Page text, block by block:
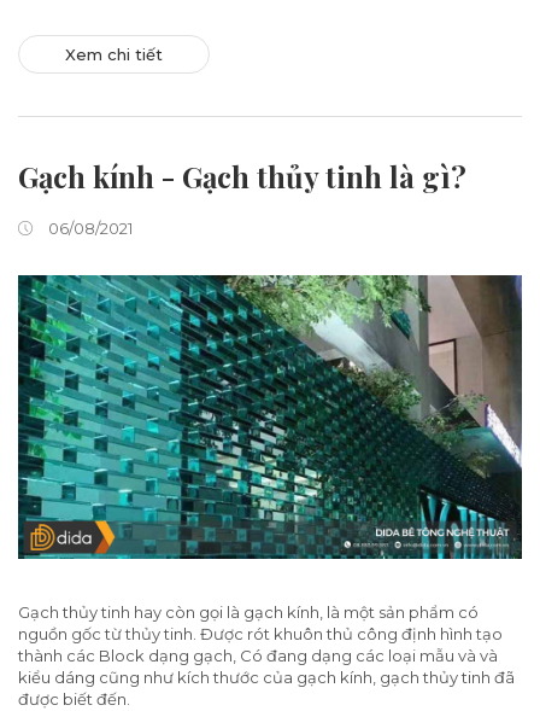
Xem chi tiết
Gạch kính - Gạch thủy tinh là gì?
06/08/2021
Gạch thủy tinh hay còn gọi là gạch kính, là một sản phẩm có
nguồn gốc từ thủy tinh. Được rót khuôn thủ công định hình tạo
thành các Block dạng gạch, Có đang dạng các loại mẫu và và
kiểu dáng cũng như kích thước của gạch kính, gạch thủy tinh đã
được biết đến.